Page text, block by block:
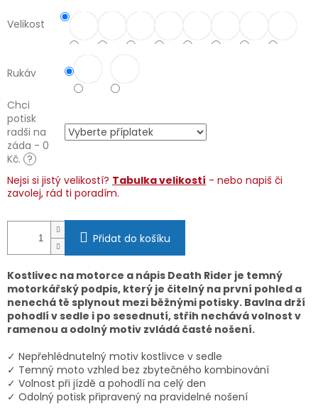
Velikost
Rukáv
Chci
potisk
radši na
záda - 0
Kč. ?
Nejsi si jistý velikostí? Tabulka velikostí - nebo napiš či
zavolej, rád ti poradím.
Přidat do košíku
Kostlivec na motorce a nápis Death Rider je temný
motorkářský podpis, který je čitelný na první pohled a
nenechá tě splynout mezi běžnými potisky. Bavlna drží
pohodlí v sedle i po sesednutí, střih nechává volnost v
ramenou a odolný motiv zvládá časté nošení.
✓ Nepřehlédnutelný motiv kostlivce v sedle
✓ Temný moto vzhled bez zbytečného kombinování
✓ Volnost při jízdě a pohodlí na celý den
✓ Odolný potisk připravený na pravidelné nošení